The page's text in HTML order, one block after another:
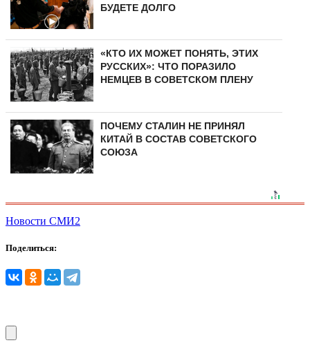
БУДЕТЕ ДОЛГО
«КТО ИХ МОЖЕТ ПОНЯТЬ, ЭТИХ
РУССКИХ»: ЧТО ПОРАЗИЛО
НЕМЦЕВ В СОВЕТСКОМ ПЛЕНУ
ПОЧЕМУ СТАЛИН НЕ ПРИНЯЛ
КИТАЙ В СОСТАВ СОВЕТСКОГО
СОЮЗА
Новости СМИ2
Поделиться: